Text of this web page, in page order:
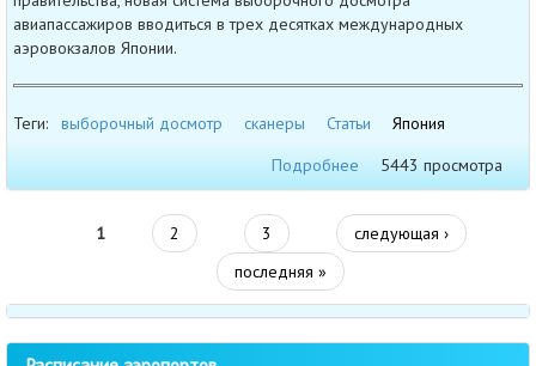
авиапассажиров вводиться в трех десятках международных
аэровокзалов Японии.
Теги: выборочный досмотр сканеры Статьи
Япония
Подробнее
5443 просмотра
1 2 3
следующая ›
последняя »